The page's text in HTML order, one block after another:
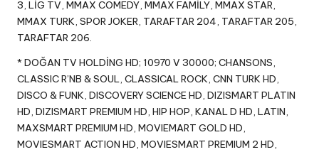
3, LİG TV, MMAX COMEDY, MMAX FAMİLY, MMAX STAR,
MMAX TURK, SPOR JOKER, TARAFTAR 204, TARAFTAR 205,
TARAFTAR 206.
* DOĞAN TV HOLDİNG HD; 10970 V 30000; CHANSONS,
CLASSIC R’NB & SOUL, CLASSICAL ROCK, CNN TURK HD,
DISCO & FUNK, DISCOVERY SCIENCE HD, DIZISMART PLATIN
HD, DIZISMART PREMIUM HD, HIP HOP, KANAL D HD, LATIN,
MAXSMART PREMIUM HD, MOVIEMART GOLD HD,
MOVIESMART ACTION HD, MOVIESMART PREMIUM 2 HD,